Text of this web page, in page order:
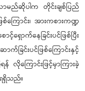
ာမည်ဆိုပါက တိုင်းချစ်ပြည်
ကြောင်း၊ အားကစားကဏ္ဍ
ာက်နေခြင်းပင်ဖြစ်ပြီး
င်းပင်ဖြစ်ကြောင်းနှင့်
လိုကြောင်းဖြင့်မှာကြားခဲ့
ရှိသည်။